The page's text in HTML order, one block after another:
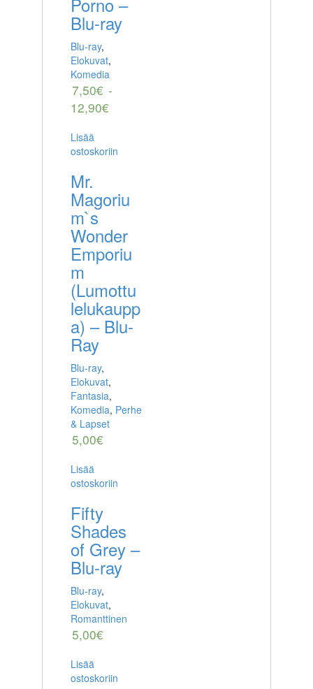
Blu-ray
Blu-ray,
Elokuvat,
Komedia
7,50€ -
12,90€
Lisää
ostoskoriin
Mr.
Magoriu
m`s
Wonder
Emporiu
m
(Lumottu
lelukaupp
a) – Blu-
Ray
Blu-ray,
Elokuvat,
Fantasia,
Komedia, Perhe
& Lapset
5,00€
Lisää
ostoskoriin
Fifty
Shades
of Grey –
Blu-ray
Blu-ray,
Elokuvat,
Romanttinen
5,00€
Lisää
ostoskoriin